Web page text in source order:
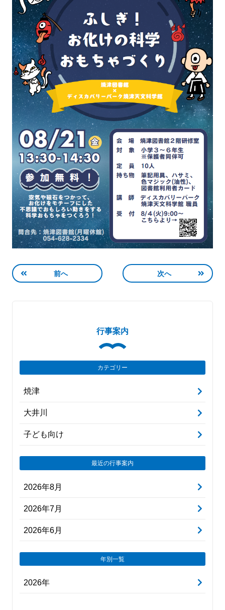
前へ 次へ
行事案内
カテゴリー
焼津
大井川
子ども向け
最近の行事案内
2026年8月
2026年7月
2026年6月
年別一覧
2026年